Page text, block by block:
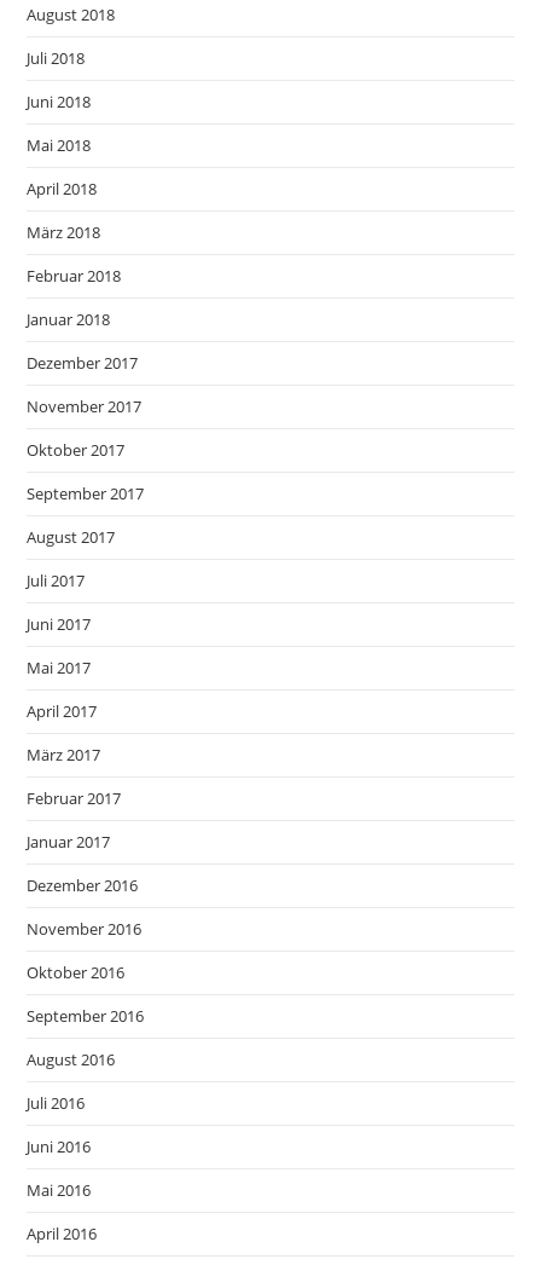
August 2018
Juli 2018
Juni 2018
Mai 2018
April 2018
März 2018
Februar 2018
Januar 2018
Dezember 2017
November 2017
Oktober 2017
September 2017
August 2017
Juli 2017
Juni 2017
Mai 2017
April 2017
März 2017
Februar 2017
Januar 2017
Dezember 2016
November 2016
Oktober 2016
September 2016
August 2016
Juli 2016
Juni 2016
Mai 2016
April 2016